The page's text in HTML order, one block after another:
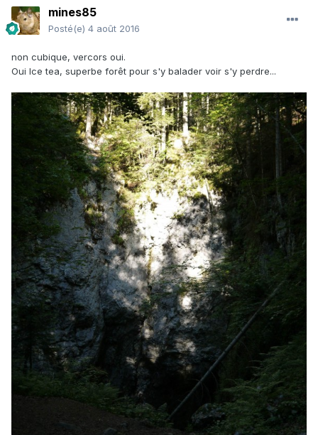
mines85
Posté(e) 4 août 2016
non cubique, vercors oui.
Oui Ice tea, superbe forêt pour s'y balader voir s'y perdre...